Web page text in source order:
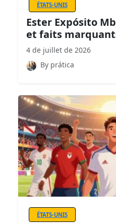
ÉTATS-UNIS
Ester Expósito
et faits
4 de juillet de 2026
By prática
ÉTATS-UNIS